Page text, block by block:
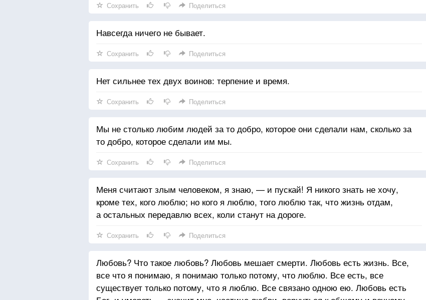
Сохранить Поделиться
Навсегда ничего не бывает.
Сохранить Поделиться
Нет сильнее тех двух воинов: терпение и время.
Сохранить Поделиться
Мы не столько любим людей за то добро, которое они сделали нам, сколько за
то добро, которое сделали им мы.
Сохранить Поделиться
Меня считают злым человеком, я знаю, — и пускай! Я никого знать не хочу,
кроме тех, кого люблю; но кого я люблю, того люблю так, что жизнь отдам,
а остальных передавлю всех, коли станут на дороге.
Сохранить Поделиться
Любовь? Что такое любовь? Любовь мешает смерти. Любовь есть жизнь. Все,
все что я понимаю, я понимаю только потому, что люблю. Все есть, все
существует только потому, что я люблю. Все связано одною ею. Любовь есть